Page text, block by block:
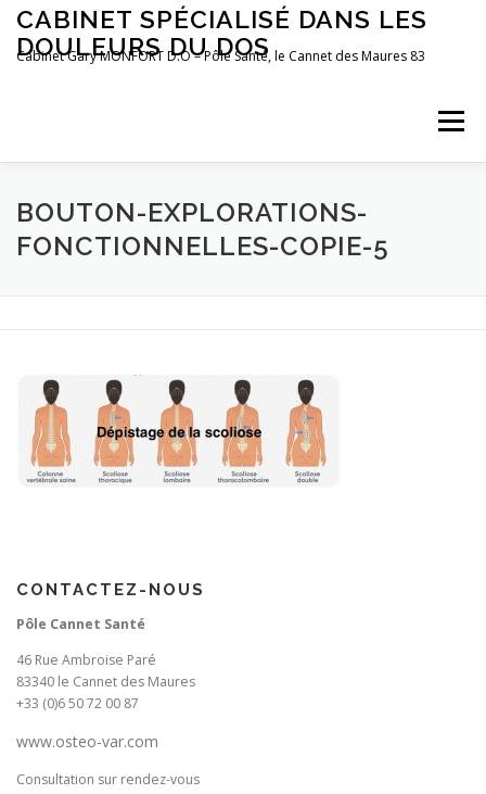
Aller
contenu
CABINET SPÉCIALISÉ DANS LES
DOULEURS DU DOS
Cabinet Gary MONFORT D.O – Pôle Santé, le Cannet des Maures 83
Menu
LE CABINET OSTÉOPATHIE POSTUROLOGIE
BOUTON-EXPLORATIONS-
FONCTIONNELLES-COPIE-5
CONTACTEZ-NOUS
Pôle Cannet Santé
46 Rue Ambroise Paré
83340 le Cannet des Maures
+33 (0)6 50 72 00 87
www.osteo-var.com
Consultation sur rendez-vous